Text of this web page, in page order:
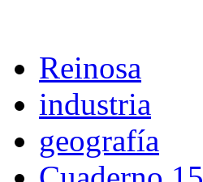
Reinosa
industria
geografía